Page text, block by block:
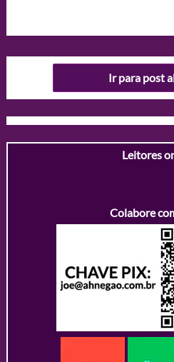
Ir para post
Leitores
Colabore